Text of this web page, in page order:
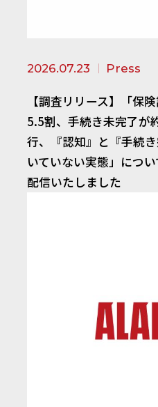
2026.07.23 Press
【調査リリース】「保
5.5割、手続き未完了が
行、『認知』と『手続
いていない実態」につ
配信いたしました